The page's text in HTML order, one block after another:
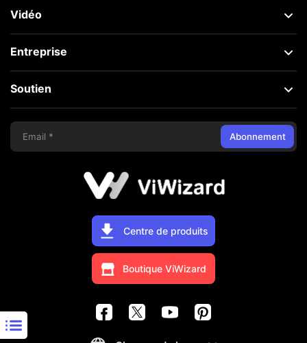
Centre de produits
Boutique ViWizard
Vidéo
Entreprise
Soutien
Abonnement